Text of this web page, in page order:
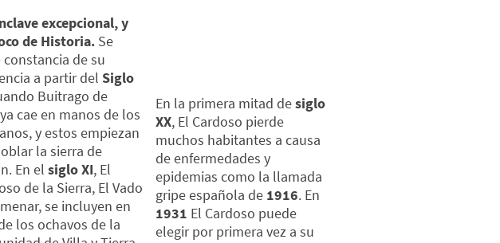
excepcional, y
de Historia. Se
de su
a partir del Siglo
Buitrago de
cae en manos de los
y estos empiezan
la sierra de
En el siglo XI, El
de la Sierra, El Vado
se incluyen en
los ochavos de la
En la primera mitad desiglo
XX, El Cardoso pierde
muchos habitantes a causa
de enfermedades y
epidemias como la llamada
gripe española de 1916. En
1931 El Cardoso puede
elegir por primera vez a su